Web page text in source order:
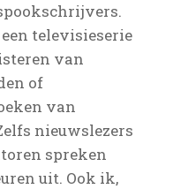
televisieserie
van
of
van
nieuwslezers
spreken
uit. Ook ik,